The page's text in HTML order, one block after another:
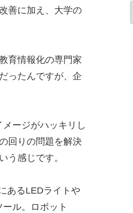
善に加え、大学の
育情報化の専門家
ったんですが、企
ージがハッキリし
回りの問題を解決
う感じです。
あるLEDライトや
ル。ロボット